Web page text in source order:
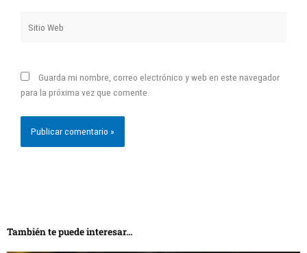
Web
Guarda mi nombre, correo electrónico y web en este navegador
para la próxima vez que comente.
También te puede interesar...